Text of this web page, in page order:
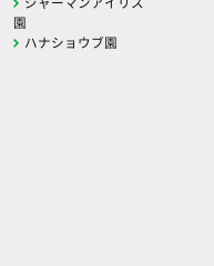
園
ハナショウブ園